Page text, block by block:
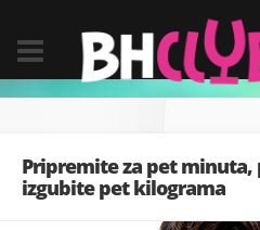
Pripremite za pet minuta,
izgubite pet kilograma